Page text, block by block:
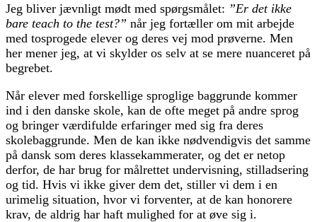
Jeg bliver jævnligt mødt med spørgsmålet: ”Er det ikke
bare teach to the test?” når jeg fortæller om mit arbejde
med tosprogede elever og deres vej mod prøverne. Men
her mener jeg, at vi skylder os selv at se mere nuanceret på
begrebet.
Når elever med forskellige sproglige baggrunde kommer
ind i den danske skole, kan de ofte meget på andre sprog
og bringer værdifulde erfaringer med sig fra deres
skolebaggrunde. Men de kan ikke nødvendigvis det samme
på dansk som deres klassekammerater, og det er netop
derfor, de har brug for målrettet undervisning, stilladsering
og tid. Hvis vi ikke giver dem det, stiller vi dem i en
urimelig situation, hvor vi forventer, at de kan honorere
krav, de aldrig har haft mulighed for at øve sig i.